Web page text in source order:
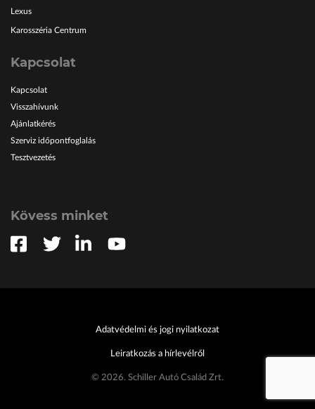
Lexus
Karosszéria Centrum
Kapcsolat
Kapcsolat
Visszahívunk
Ajánlatkérés
Szerviz időpontfoglalás
Tesztvezetés
Kövess minket
Adatvédelmi és jogi nyilatkozat
© 2026. Schiller Autó Család Zrt.
Leiratkozás a hírlevélről